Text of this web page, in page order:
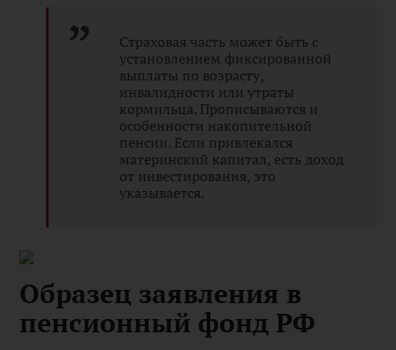
Страховая часть может быть с
установлением фиксированной
выплаты по возрасту,
инвалидности или утраты
кормильца. Прописываются и
особенности накопительной
пенсии. Если привлекался
материнский капитал, есть доход
от инвестирования, это
указывается.
Образец заявления в
пенсионный фонд РФ